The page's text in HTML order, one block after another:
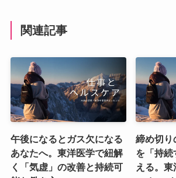
関連記事
午後になるとガス欠になる
あなたへ。東洋医学で紐解
く「気虚」の改善と持続可
締め切り
を「持続
える。